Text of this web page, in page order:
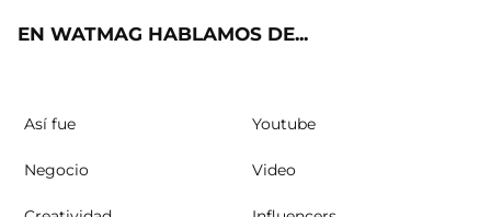
EN WATMAG HABLAMOS DE...
Así fue Youtube
Negocio Video